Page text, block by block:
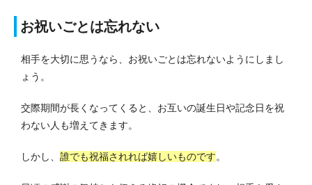
お祝いごとは忘れない
相手を大切に思うなら、お祝いごとは忘れないようにしまし
ょう。
交際期間が長くなってくると、お互いの誕生日や記念日を祝
わない人も増えてきます。
しかし、 誰でも祝福されれば嬉しいものです。